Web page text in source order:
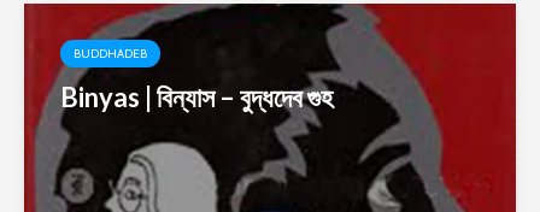
BUDDHADEB
Binyas | বিন্যাস – বুদ্ধদেব গুহ